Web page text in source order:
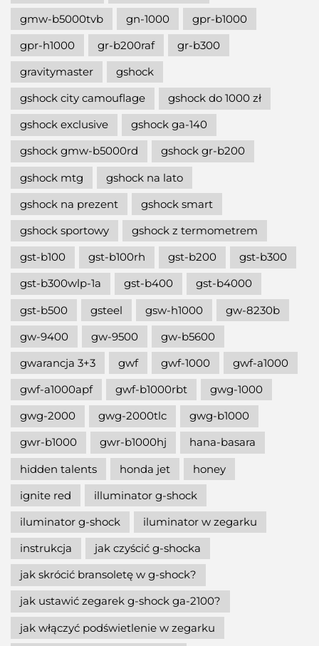
gmw-b5000tvb
gn-1000
gpr-b1000
gpr-h1000
gr-b200raf
gr-b300
gravitymaster
gshock
gshock city camouflage
gshock do 1000 zł
gshock exclusive
gshock ga-140
gshock gmw-b5000rd
gshock gr-b200
gshock mtg
gshock na lato
gshock na prezent
gshock smart
gshock sportowy
gshock z termometrem
gst-b100
gst-b100rh gst-b200
gst-b300
gst-b300wlp-1a
gst-b400
gst-b4000
gst-b500
gsteel gsw-h1000
gw-8230b
gw-9400
gw-9500
gw-b5600
gwarancja 3+3
gwf gwf-1000
gwf-a1000
gwf-a1000apf
gwf-b1000rbt
gwg-1000
gwg-2000
gwg-2000tlc
gwg-b1000
gwr-b1000
gwr-b1000hj
hana-basara
hidden talents
honda jet
honey
ignite red
illuminator g-shock
iluminator g-shock
iluminator w zegarku
instrukcja
jak czyścić g-shocka
jak skrócić bransoletę w g-shock?
jak ustawić zegarek g-shock ga-2100?
jak włączyć podświetlenie w zegarku